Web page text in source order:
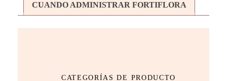
CUANDO ADMINISTRAR FORTIFLORA
CATEGORÍAS DE PRODUCTO